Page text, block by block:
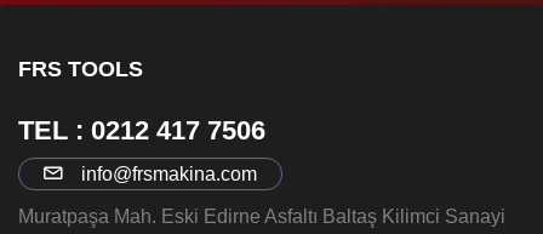
FRS TOOLS
TEL : 0212 417 7506
info@frsmakina.com
Muratpaşa Mah. Eski Edirne Asfaltı Baltaş Kilimci Sanayi